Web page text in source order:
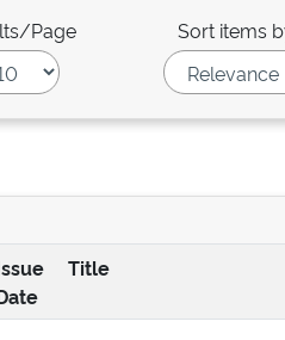
Page Sort items
Title